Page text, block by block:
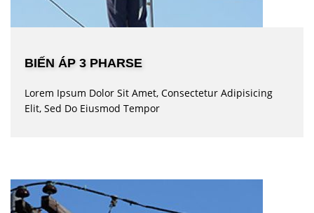
BIẾN ÁP 3 PHARSE
Lorem Ipsum Dolor Sit Amet, Consectetur Adipisicing
Elit, Sed Do Eiusmod Tempor